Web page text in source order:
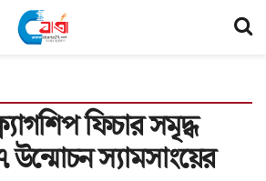
ফিচার সমৃদ্ধ
উন্মোচন স্যামসাংয়ের